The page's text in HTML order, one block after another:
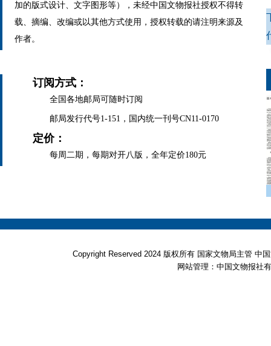
加的版式设计、文字图形等），未经中国文物报社授权不得转
载、摘编、改编或以其他方式使用，授权转载的请注明来源及
作者。
订阅方式：
全国各地邮局可随时订阅
邮局发行代号1-151，国内统一刊号CN11-0170
定价：
每周二期，每期对开八版，全年定价180元
Copyright Reserved 2024 版权所有 国家文物局主管
网站管理：中国文物报社